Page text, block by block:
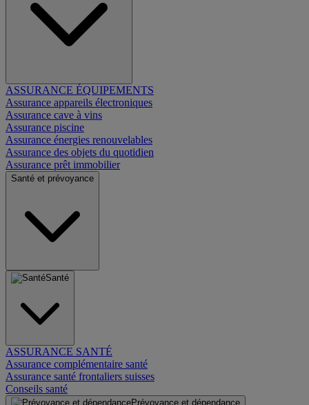
ASSURANCE ÉQUIPEMENTS
Assurance appareils électroniques
Assurance cave à vins
Assurance piscine
Assurance énergies renouvelables
Assurance des objets du quotidien
Assurance prêt immobilier
Santé et prévoyance
Santé
ASSURANCE SANTÉ
Assurance complémentaire santé
Assurance santé frontaliers suisses
Conseils santé
Prévoyance et dépendance